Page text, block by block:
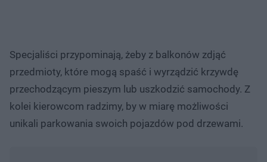
Specjaliści przypominają, żeby z balkonów zdjąć
przedmioty, które mogą spaść i wyrządzić krzywdę
przechodzącym pieszym lub uszkodzić samochody. Z
kolei kierowcom radzimy, by w miarę możliwości
unikali parkowania swoich pojazdów pod drzewami.